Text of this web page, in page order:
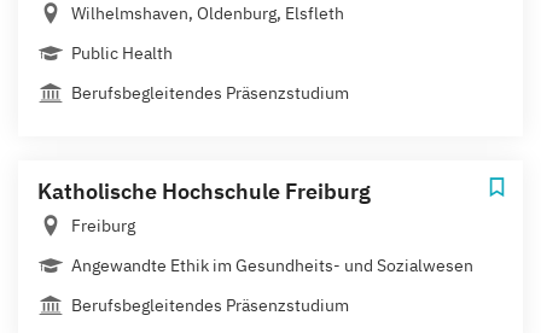
Wilhelmshaven, Oldenburg, Elsfleth
Public Health
Berufsbegleitendes Präsenzstudium
Katholische Hochschule Freiburg
Freiburg
Angewandte Ethik im Gesundheits- und Sozialwesen
Berufsbegleitendes Präsenzstudium